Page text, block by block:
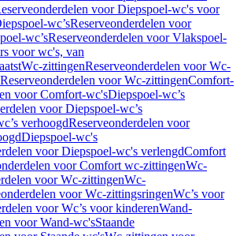
voor Diepspoel-wc's voor
wc’sReserveonderdelen voor
wc’sReserveonderdelen voor Vlakspoel-
voor wc's, van
Wc-zittingenReserveonderdelen voor Wc-
Reserveonderdelen voor Wc-zittingenComfort-
voor Comfort-wc'sDiepspoel-wc’s
voor Diepspoel-wc’s
verhoogdReserveonderdelen voor
Diepspoel-wc's
voor Diepspoel-wc's verlengdComfort
voor Comfort wc-zittingenWc-
voor Wc-zittingenWc-
voor Wc-zittingsringenWc’s voor
voor Wc’s voor kinderenWand-
voor Wand-wc'sStaande